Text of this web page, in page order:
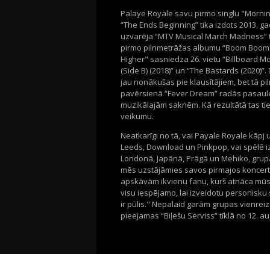
Palaye Royale savu pirmo singlu
“The Ends Beginning” tika izdots 2013.
uzvarēja “MTV Musical March
pirmo pilnmetrāžas albumu “Boom
Higher" sasniedza 26. vietu “Billboard
(Side B) (2018)” un “The Bastards
jau nonākušas pie klausītājiem, bet tā
pavērsienā “Fever Dream” radās
muzikālajām saknēm. Kā rezultātā tas
veikumu.
Neatkarīgi no tā, vai Payale Royale
Leeds, Download un Pinkpop, vai
Londonā, Japānā, Prāgā un Mehiko,
mēs uzstājāmies savos pirmajos
apskāvām ikvienu fanu, kurš atnāca
visu iespējamo, lai izveidotu
ir pūlis." Nepalaid garām grupas
pieejamas “Biļešu Serviss” tīklā no 12.